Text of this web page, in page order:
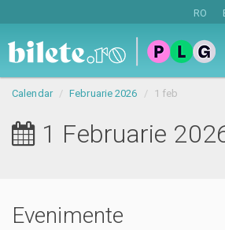
RO
Calendar Februarie 2026 1 feb
1 Februarie
Evenimente